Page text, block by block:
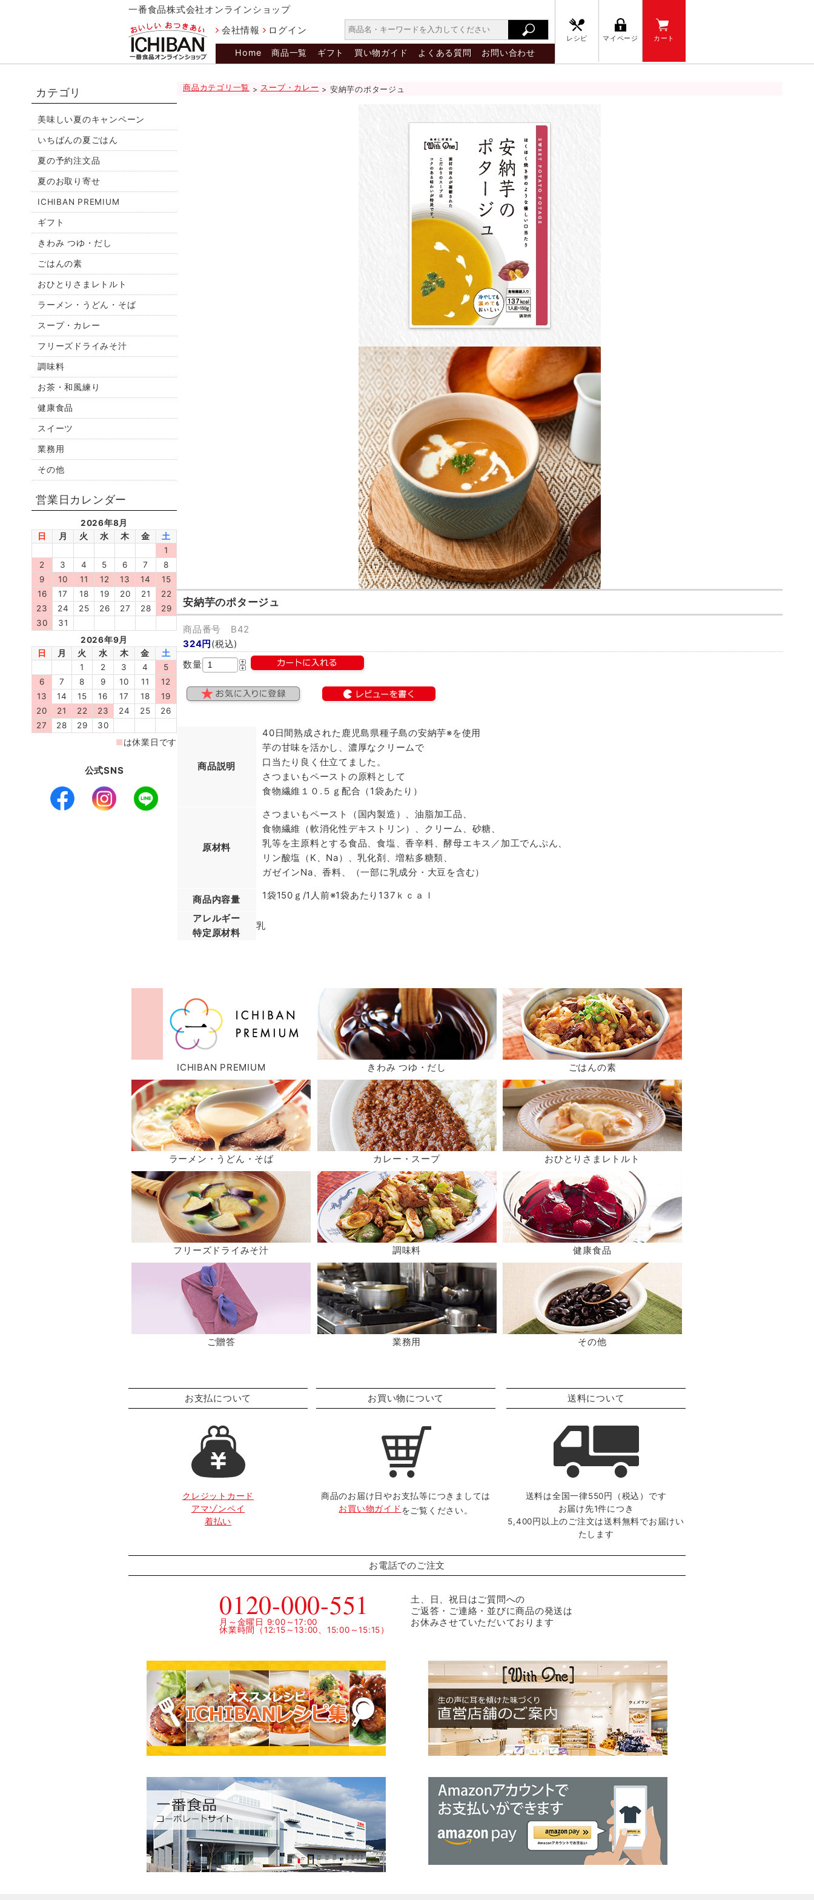
一番食品株式会社オンラインショップ
会社情報
ログイン
Home 商品一覧 ギフト 買い物ガイド よくある質問 お問い合わせ
レシピ マイページ カート
カテゴリ
美味しい夏のキャンペーン
いちばんの夏ごはん
夏の予約注文品
夏のお取り寄せ
ICHIBAN PREMIUM
ギフト
きわみ つゆ・だし
ごはんの素
おひとりさまレトルト
ラーメン・うどん・そば
スープ・カレー
フリーズドライみそ汁
調味料
お茶・和風練り
健康食品
スイーツ
業務用
その他
公式SNS
商品カテゴリ一覧 >スープ・カレー> 安納芋のポタージュ
安納芋のポタージュ
商品番号 B42
324円(税込)
数量
商品説明
40日間熟成された鹿児島県種子島の安納芋※を使用
芋の甘味を活かし、濃厚なクリームで
口当たり良く仕立てました。
さつまいもペーストの原料として
食物繊維１０.５ｇ配合（1袋あたり）
原材料
さつまいもペースト（国内製造）、油脂加工品、
食物繊維（軟消化性デキストリン）、クリーム、砂糖、
乳等を主原料とする食品、食塩、香辛料、酵母エキス／加工でんぷん、
リン酸塩（K、Na）、乳化剤、増粘多糖類、
ガゼインNa、香料、（一部に乳成分・大豆を含む）
商品内容量
1袋150ｇ/1人前※1袋あたり137ｋｃａｌ
アレルギー
特定原材料
乳
ICHIBAN PREMIUM きわみ つゆ・だし ごはんの素
ラーメン・うどん・そば カレー・スープ おひとりさまレトルト
フリーズドライみそ汁 調味料 健康食品
ご贈答 業務用 その他
お支払について
クレジットカード
アマゾンペイ
着払い
お買い物について
商品のお届け日やお支払等につきましては
お買い物ガイドをご覧ください。
送料について
送料は全国一律550円（税込）です
お届け先1件につき
5,400円以上のご注文は送料無料でお届けい
たします
お電話でのご注文
0120-000-551
月～金曜日 9:00～17:00
休業時間（12:15～13:00、15:00～15:15）
土、日、祝日はご質問への
ご返答・ご連絡・並びに商品の発送は
お休みさせていただいております